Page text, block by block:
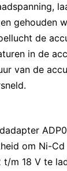
gehouden
de
in de
van de
om Ni-
t/m 18 V te